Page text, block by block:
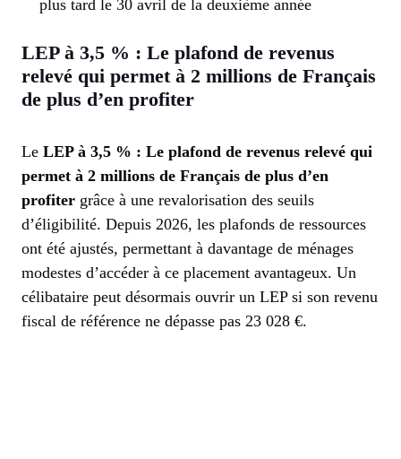
plus tard le 30 avril de la deuxième année
LEP à 3,5 % : Le plafond de revenus
relevé qui permet à 2 millions de Français
de plus d’en profiter
Le LEP à 3,5 % : Le plafond de revenus relevé qui
permet à 2 millions de Français de plus d’en
profiter grâce à une revalorisation des seuils
d’éligibilité. Depuis 2026, les plafonds de ressources
ont été ajustés, permettant à davantage de ménages
modestes d’accéder à ce placement avantageux. Un
célibataire peut désormais ouvrir un LEP si son revenu
fiscal de référence ne dépasse pas 23 028 €.